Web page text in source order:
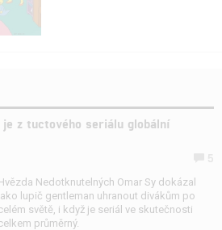
z tuctového seriálu globální
Nedotknutelných Omar Sy dokázal
lupič gentleman uhranout divákům po
světě, i když je seriál ve skutečnosti
průměrný.